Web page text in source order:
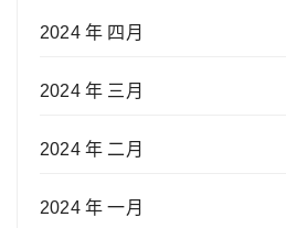
2024 年 四月
2024 年 三月
2024 年 二月
2024 年 一月